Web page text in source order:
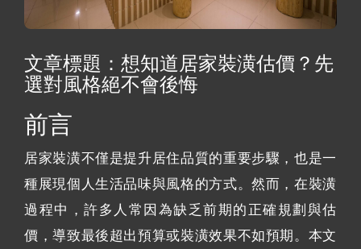
文章標題：想知道居家裝潢估價？先
選對風格絕不會後悔
前言
居家裝潢不僅是提升居住品質的重要步驟，也是一
種展現個人生活品味與風格的方式。然而，在裝潢
過程中，許多人常因為缺乏前期的正確規劃與估
價，導致最後超出預算或裝潢效果不如預期。本文